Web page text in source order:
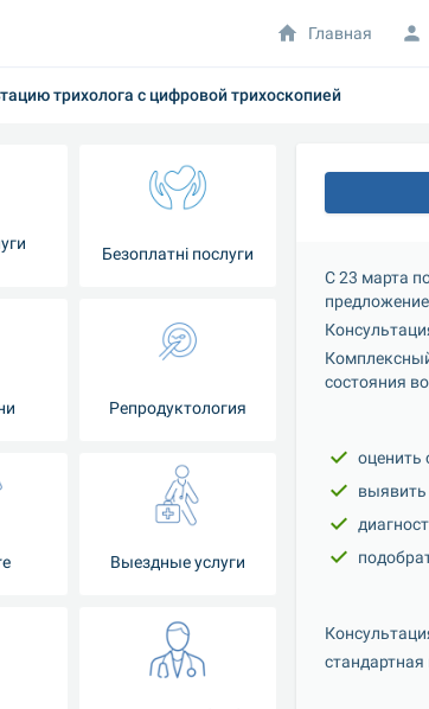
трихолога с цифровой трихоскопией
Безоплатні послуги
Репродуктология
Выездные услуги
С 23 марта
состояния
оценить
стандартная
Главная